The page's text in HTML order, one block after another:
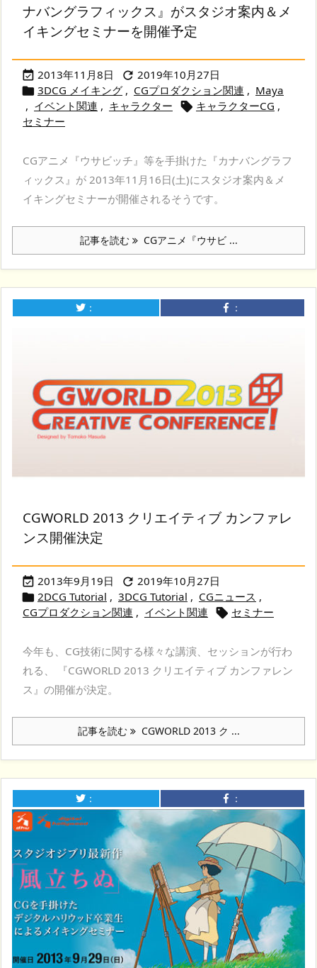
ナバングラフィックス』がスタジオ案内＆メ
イキングセミナーを開催予定
 2013年11月8日  2019年10月27日
 3DCG メイキング , CGプロダクション関連 , Maya
, イベント関連 , キャラクター  キャラクターCG ,
セミナー
CGアニメ『ウサビッチ』等を手掛けた『カナバングラフ
ィックス』が 2013年11月16日(土)にスタジオ案内＆メ
イキングセミナーが開催されるそうです。
記事を読む CGアニメ『ウサビ ...
： ：
CGWORLD 2013 クリエイティブ カンファレ
ンス開催決定
 2013年9月19日  2019年10月27日
 2DCG Tutorial , 3DCG Tutorial , CGニュース ,
CGプロダクション関連 , イベント関連  セミナー
今年も、CG技術に関する様々な講演、セッションが行わ
れる、 『CGWORLD 2013 クリエイティブ カンファレン
ス』の開催が決定。
記事を読む CGWORLD 2013 ク ...
： ：